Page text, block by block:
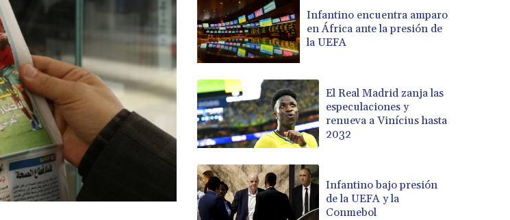
Infantino encuentra amparo
en África ante la presión de
la UEFA
El Real Madrid zanja las
especulaciones y
renueva a Vinícius hasta
2032
Infantino bajo presión
de la UEFA y la
Conmebol